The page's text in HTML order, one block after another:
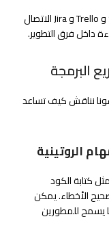
– تسهل أدوات مثل Slack و Trello و Jira الاتصال
داخل فرق التطوير.
البرمجة
نناقش كيف تساعد
الروتينية
كتابة الكود
الأخطاء. يمكن
يسمح للمطورين